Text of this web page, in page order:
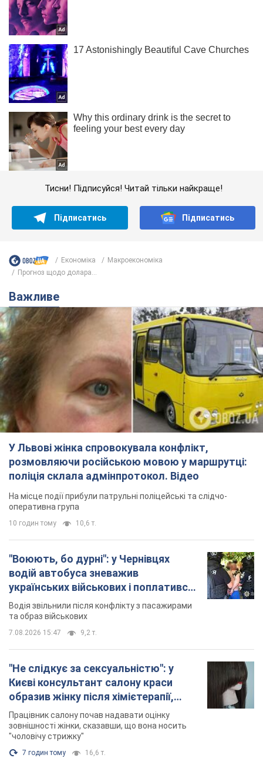
Тисни! Підписуйся! Читай тільки найкраще!
Підписатись Підписатись
Економіка
Mакроекономіка
Прогноз щодо долара...
Важливе
У Львові жінка спровокувала конфлікт,
розмовляючи російською мовою у маршрутці:
поліція склала адмінпротокол. Відео
На місце події прибули патрульні поліцейські та слідчо-
оперативна група
10 годин тому 10,6 т.
"Воюють, бо дурні": у Чернівцях
водій автобуса зневажив
українських військових і поплатився.
Відео
Водія звільнили після конфлікту з пасажирами
та образ військових
7.08.2026 15:47 9,2 т.
"Не слідкує за сексуальністю": у
Києві консультант салону краси
образив жінку після хімієтерапії,
розгорівся скандал. Фото
Працівник салону почав надавати оцінку
зовнішності жінки, сказавши, що вона носить
"чоловічу стрижку"
7 годин тому 16,6 т.